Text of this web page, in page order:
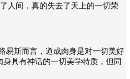
人间，真的失去了天上的一切荣
易斯而言，道成肉身是对一切美好
具有神话的一切美学特质，但同